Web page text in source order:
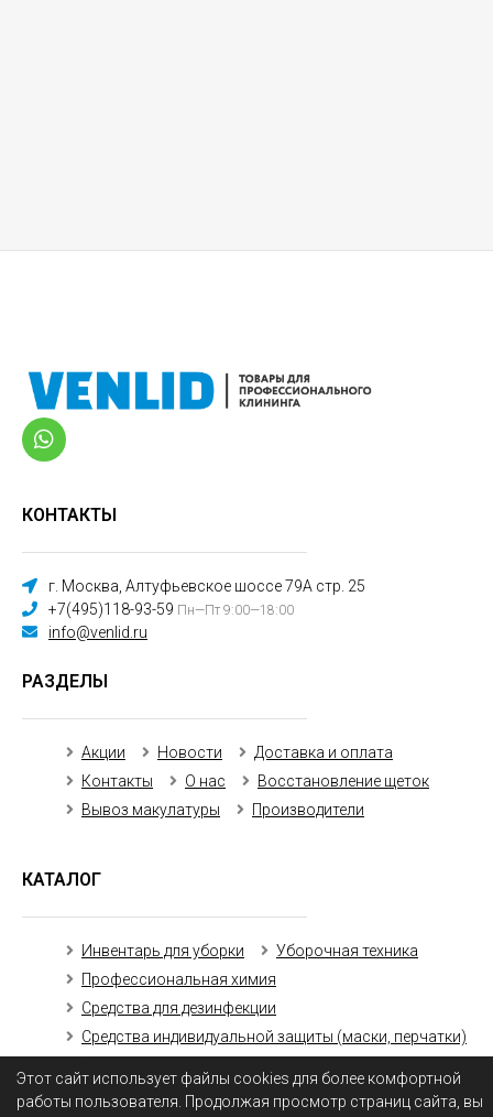
Этот сайт использует файлы cookies для более комфортной
работы пользователя. Продолжая просмотр страниц сайта, вы
КОНТАКТЫ
г. Москва, Алтуфьевское шоссе 79А стр. 25
+7(495)118-93-59 Пн—Пт 9:00—18:00
info@venlid.ru
РАЗДЕЛЫ
Акции Новости
Доставка и оплата
Контакты
О нас
Восстановление щеток
Вывоз макулатуры
Производители
КАТАЛОГ
Инвентарь для уборки
Уборочная техника
Профессиональная химия
Средства для дезинфекции
Средства индивидуальной защиты (маски, перчатки)